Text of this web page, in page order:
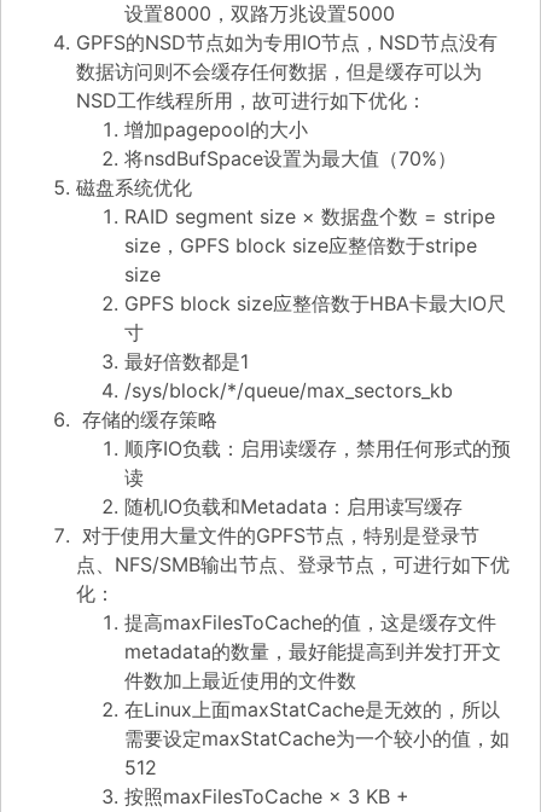
设置8000，双路万兆设置5000
GPFS的NSD节点如为专用IO节点，NSD节点没有
数据访问则不会缓存任何数据，但是缓存可以为
NSD工作线程所用，故可进行如下优化：
增加pagepool的大小
将nsdBufSpace设置为最大值（70%）
磁盘系统优化
RAID segment size × 数据盘个数 = stripe
size，GPFS block size应整倍数于stripe
size
GPFS block size应整倍数于HBA卡最大IO尺
寸
最好倍数都是1
/sys/block/*/queue/max_sectors_kb
存储的缓存策略
顺序IO负载：启用读缓存，禁用任何形式的预
读
随机IO负载和Metadata：启用读写缓存
对于使用大量文件的GPFS节点，特别是登录节
点、NFS/SMB输出节点、登录节点，可进行如下优
化：
提高maxFilesToCache的值，这是缓存文件
metadata的数量，最好能提高到并发打开文
件数加上最近使用的文件数
在Linux上面maxStatCache是无效的，所以
需要设定maxStatCache为一个较小的值，如
512
按照maxFilesToCache × 3 KB +